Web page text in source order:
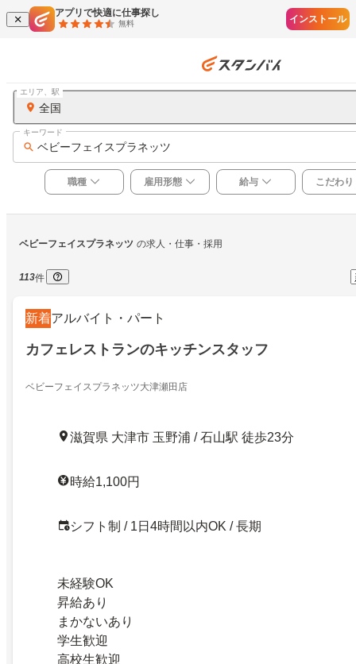
アプリで快適に仕事探し
無料 インストール
全国
エリア、駅
ベビーフェイスプラネッツ
キーワード
職種 雇用形態 給与 こだわり
ベビーフェイスプラネッツ の求人・仕事・採用
113件
新着アルバイト・パート
カフェレストランのキッチンスタッフ
ベビーフェイスプラネッツ大津瀬田店
滋賀県 大津市 玉野浦 / 石山駅 徒歩23分
時給1,100円
シフト制 / 1日4時間以内OK / 長期
未経験OK
昇給あり
まかないあり
学生歓迎
高校生歓迎